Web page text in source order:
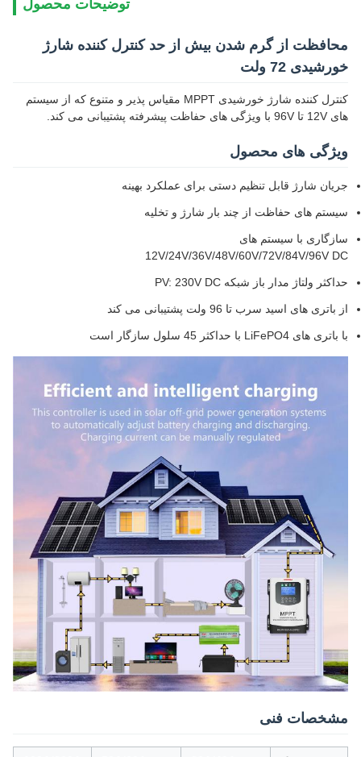
توضیحات محصول
محافظت از گرم شدن بیش از حد کنترل کننده شارژ
خورشیدی 72 ولت
کنترل کننده شارژ خورشیدی MPPT مقیاس پذیر و متنوع که از سیستم
های 12V تا 96V با ویژگی های حفاظت پیشرفته پشتیبانی می کند.
ویژگی های محصول
جریان شارژ قابل تنظیم دستی برای عملکرد بهینه
سیستم های حفاظت از چند بار شارژ و تخلیه
سازگاری با سیستم های
12V/24V/36V/48V/60V/72V/84V/96V DC
حداکثر ولتاژ مدار باز شبکه PV: 230V DC
از باتری های اسید سرب تا 96 ولت پشتیبانی می کند
با باتری های LiFePO4 با حداکثر 45 سلول سازگار است
مشخصات فنی